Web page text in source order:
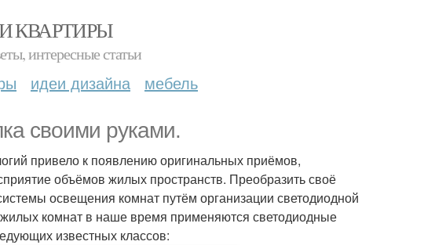
КВАРТИРЫ
интересные статьи
идеи дизайна мебель
своими руками.
привело к появлению оригинальных приёмов,
объёмов жилых пространств. Преобразить своё
освещения комнат путём организации светодиодной
комнат в наше время применяются светодиодные
известных классов: